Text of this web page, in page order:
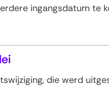
ingangsdatum te
die werd